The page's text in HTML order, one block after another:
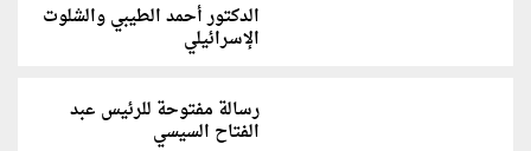
الدكتور أحمد الطيبي والشلوت
الإسرائيلي
رسالة مفتوحة للرئيس عبد
الفتاح السيسي